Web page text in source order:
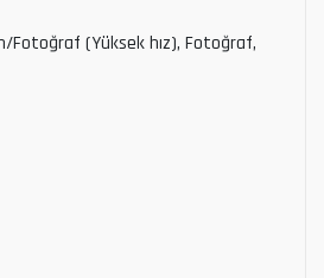
(Yüksek hız), Fotoğraf,